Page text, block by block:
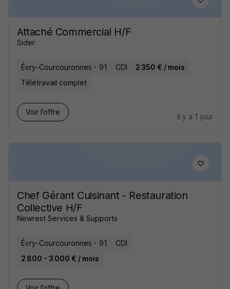
Attaché Commercial H/F
Sider
Évry-Courcouronnes - 91 CDI
2 350 € / mois
Télétravail complet
Voir l’offre
il y a 1 jour
Chef Gérant Cuisinant - Restauration
Collective H/F
Newrest Services & Supports
Évry-Courcouronnes - 91
CDI
2 800 - 3 000 € / mois